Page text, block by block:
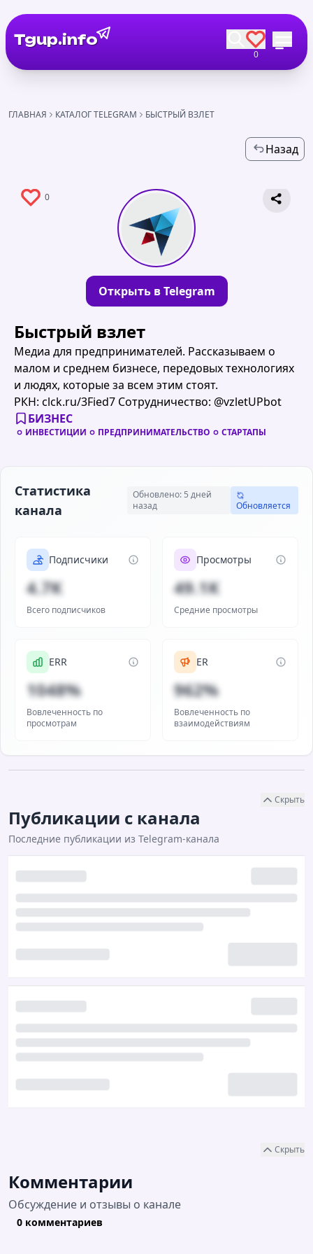
Tgup.info
0
ГЛАВНАЯ КАТАЛОГ TELEGRAM БЫСТРЫЙ ВЗЛЕТ
Назад
0
Открыть в Telegram
Быстрый взлет
Медиа для предпринимателей. Рассказываем о
малом и среднем бизнесе, передовых технологиях
и людях, которые за всем этим стоят.
РКН: clck.ru/3Fied7 Сотрудничество: @vzletUPbot
БИЗНЕС
ИНВЕСТИЦИИ ПРЕДПРИНИМАТЕЛЬСТВО СТАРТАПЫ
Статистика
канала
Обновлено: 5 дней
назад
Обновляется
Подписчики
4.7K
Всего подписчиков
Просмотры
49.1K
Средние просмотры
ERR
1048%
Вовлеченность по
просмотрам
ER
962%
Вовлеченность по
взаимодействиям
Скрыть
Комментарии
Обсуждение и отзывы о канале
0 комментариев
Скрыть
Публикации с канала
Последние публикации из Telegram-канала